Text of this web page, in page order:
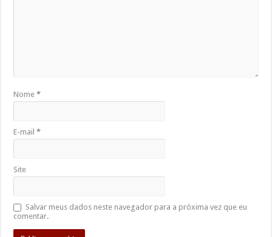
Nome*
E-mail*
Site
Salvar meus dados neste navegador para a próxima vez que eu
comentar.